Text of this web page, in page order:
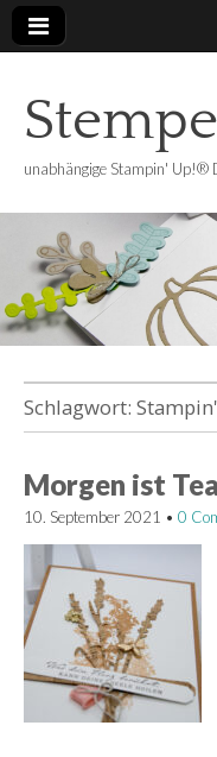
unabhängige Stampin' Up!®
Schlagwort:
Morgen ist
10. September 2021 • 0